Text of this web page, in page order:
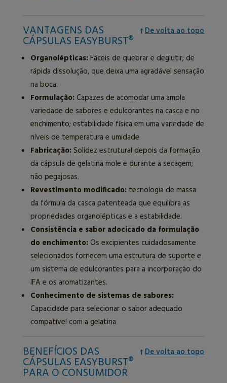
De volta ao topo
VANTAGENS DAS
CÁPSULAS EASYBURST®
Organolépticas:Fáceis de quebrar e deglutir; de
rápida dissolução, que deixa uma agradável sensação
na boca.
Formulação:Capazes de acomodar uma ampla
variedade de sabores e edulcorantes na casca e no
enchimento; estabilidade física em uma variedade de
níveis de temperatura e umidade.
Fabricação:Solidez estrutural depois da formação
da cápsula de gelatina mole e durante a secagem;
não pegajosas.
Revestimento modificado:tecnologia de massa
da fórmula da casca patenteada que equilibra as
propriedades organolépticas e a estabilidade.
Consistência e sabor adocicado da formulação
do enchimento:Os excipientes cuidadosamente
selecionados fornecem uma estrutura de suporte e
um sistema de edulcorantes para a incorporação do
IFA e os aromatizantes.
Conhecimento de sistemas de sabores:
Capacidade para selecionar o sabor adequado
compatível com a gelatina
De volta ao topo
BENEFÍCIOS DAS
CÁPSULAS EASYBURST®
PARA O CONSUMIDOR